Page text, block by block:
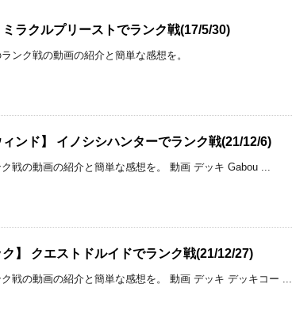
ラクルプリーストでランク戦(17/5/30)
ンク戦の動画の紹介と簡単な感想を。
ンド】 イノシシハンターでランク戦(21/12/6)
戦の動画の紹介と簡単な感想を。 動画 デッキ Gabou ...
】 クエストドルイドでランク戦(21/12/27)
戦の動画の紹介と簡単な感想を。 動画 デッキ デッキコー ...